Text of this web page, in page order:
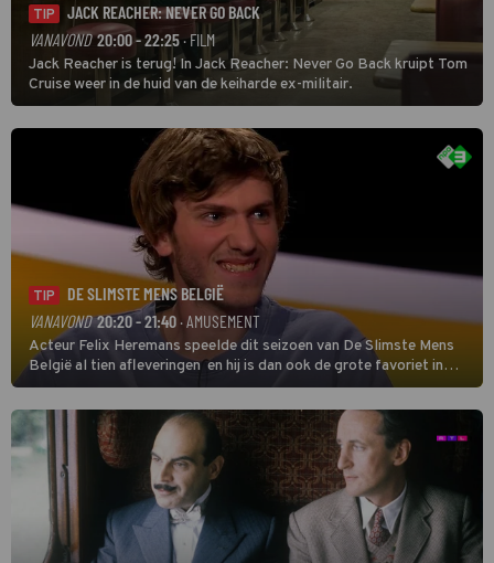
TIP
JACK REACHER: NEVER GO BACK
VANAVOND 20:00 - 22:25 · FILM
Jack Reacher is terug! In Jack Reacher: Never Go Back kruipt Tom
Cruise weer in de huid van de keiharde ex-militair.
TIP
DE SLIMSTE MENS BELGIË
VANAVOND 20:20 - 21:40· AMUSEMENT
Acteur Felix Heremans speelde dit seizoen van De Slimste Mens
België al tien afleveringen en hij is dan ook de grote favoriet in
deze seizoensfinale. En er is Nederlandse inbreng, want komiek
Soundos El Ahmadi neemt plaats aan de jurytafel.